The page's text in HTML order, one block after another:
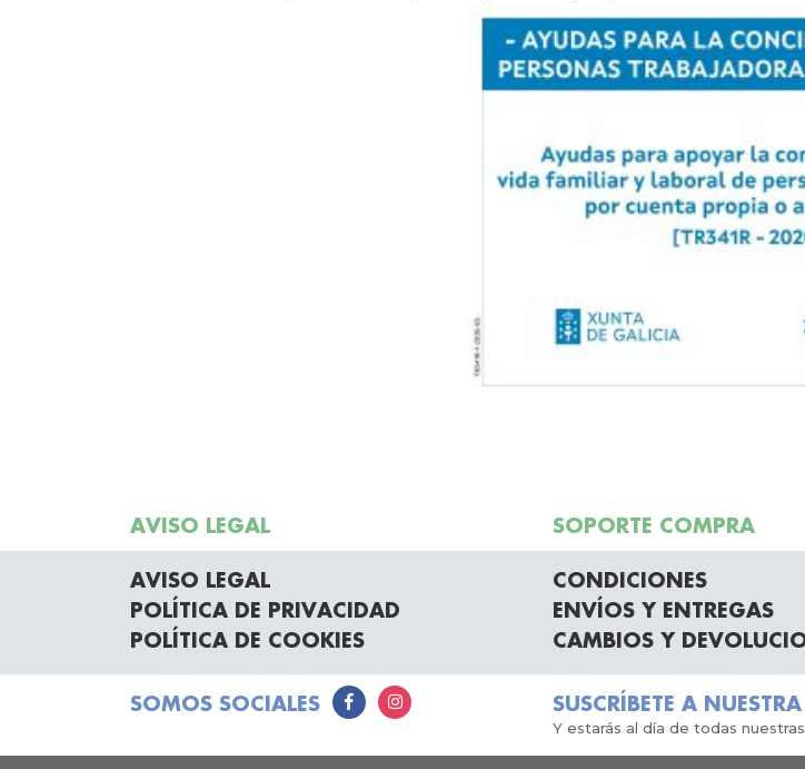
AVISO LEGAL SOPORTE COMPRA
AVISO LEGAL
POLÍTICA DE PRIVACIDAD
POLÍTICA DE COOKIES
CONDICIONES
ENVÍOS Y ENTREGAS
CAMBIOS Y
SOMOS SOCIALES SUSCRÍBETE A
Y estarás al día de todas